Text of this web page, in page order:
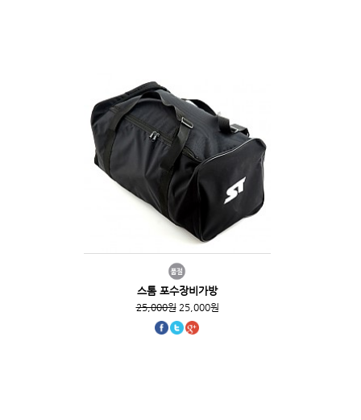
스톰 포수장비가방
25,000원25,000원